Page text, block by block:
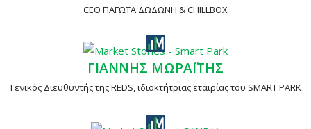
CEO ΠΑΓΩΤΑ ΔΩΔΩΝΗ & CHILLBOX
ΓΙΑΝΝΗΣ ΜΩΡΑΪΤΗΣ
Γενικός Διευθυντής της REDS, ιδιοκτήτριας εταιρίας του SMART PARK